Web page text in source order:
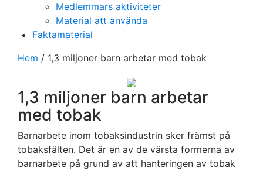
Medlemmars aktiviteter
Material att använda
Faktamaterial
Hem / 1,3 miljoner barn arbetar med tobak
1,3 miljoner barn arbetar
med tobak
Barnarbete inom tobaksindustrin sker främst på
tobaksfälten. Det är en av de värsta formerna av
barnarbete på grund av att hanteringen av tobak